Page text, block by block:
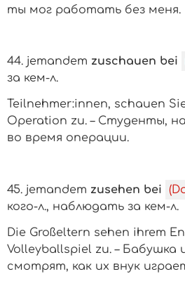
ты мог работать без меня.
44. jemandem zuschauen bei
за кем-л.
Teilnehmer:innen, schauen
Operation zu. – Студенты,
во время операции.
45. jemandem zusehen bei
кого-л., наблюдать за кем-л.
Die Großeltern sehen ihrem
Volleyballspiel zu. – Бабушка
смотрят, как их внук